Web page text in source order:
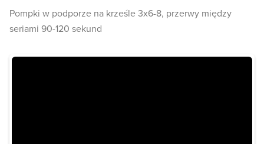
Pompki w podporze na krześle 3x6-8, przerwy między
seriami 90-120 sekund